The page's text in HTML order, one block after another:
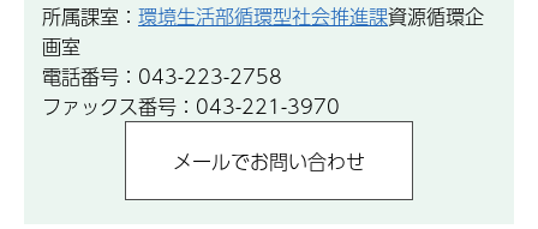
所属課室： 環境生活部循環型社会推進課資源循環企
画室
電話番号：043-223-2758
ファックス番号：043-221-3970